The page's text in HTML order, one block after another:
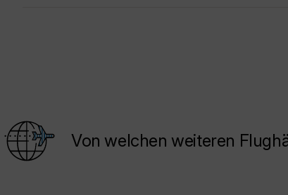
Von welchen weiteren